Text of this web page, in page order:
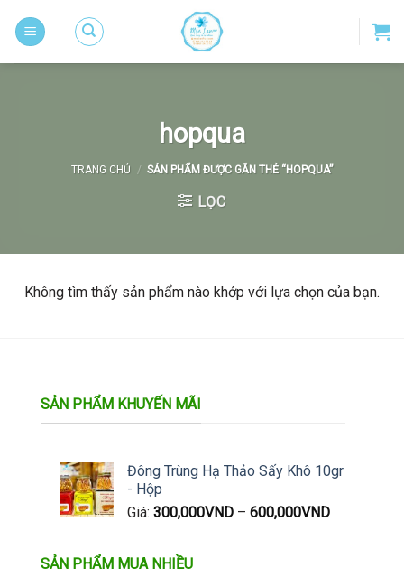
hopqua
TRANG CHỦ / SẢN PHẨM ĐƯỢC GẮN THẺ “HOPQUA”
LỌC
Không tìm thấy sản phẩm nào khớp với lựa chọn của bạn.
SẢN PHẨM KHUYẾN MÃI
Đông Trùng Hạ Thảo Sấy Khô 10gr
- Hộp
Giá: 300,000VND– 600,000VND
SẢN PHẨM MUA NHIỀU